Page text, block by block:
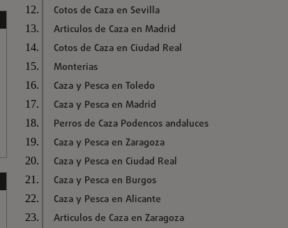
Cotos de Caza en Sevilla
Articulos de Caza en Madrid
Cotos de Caza en Ciudad Real
Monterias
Caza y Pesca en Toledo
Caza y Pesca en Madrid
Perros de Caza Podencos andaluces
Caza y Pesca en Zaragoza
Caza y Pesca en Ciudad Real
Caza y Pesca en Burgos
Caza y Pesca en Alicante
Articulos de Caza en Zaragoza